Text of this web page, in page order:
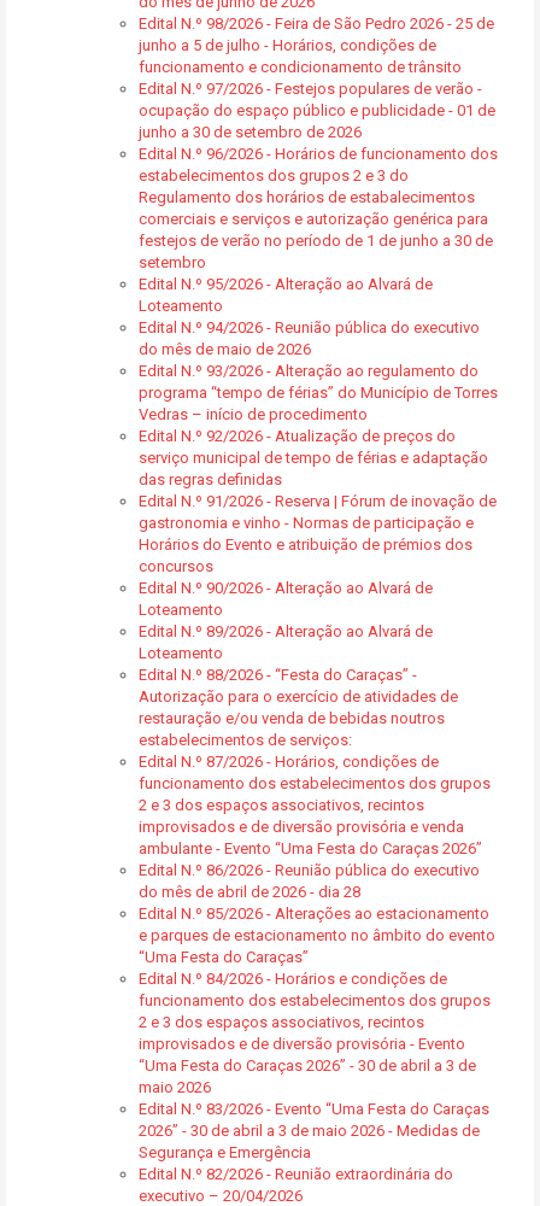
Edital N.º 98/2026 - Feira de São Pedro 2026 - 25 de
junho a 5 de julho - Horários, condições de
funcionamento e condicionamento de trânsito
Edital N.º 97/2026 - Festejos populares de verão -
ocupação do espaço público e publicidade - 01 de
junho a 30 de setembro de 2026
Edital N.º 96/2026 - Horários de funcionamento dos
estabelecimentos dos grupos 2 e 3 do
Regulamento dos horários de estabalecimentos
comerciais e serviços e autorização genérica para
festejos de verão no período de 1 de junho a 30 de
setembro
Edital N.º 95/2026 - Alteração ao Alvará de
Loteamento
Edital N.º 94/2026 - Reunião pública do executivo
do mês de maio de 2026
Edital N.º 93/2026 - Alteração ao regulamento do
programa “tempo de férias” do Município de Torres
Vedras – início de procedimento
Edital N.º 92/2026 - Atualização de preços do
serviço municipal de tempo de férias e adaptação
das regras definidas
Edital N.º 91/2026 - Reserva | Fórum de inovação de
gastronomia e vinho - Normas de participação e
Horários do Evento e atribuição de prémios dos
concursos
Edital N.º 90/2026 - Alteração ao Alvará de
Loteamento
Edital N.º 89/2026 - Alteração ao Alvará de
Loteamento
Edital N.º 88/2026 - “Festa do Caraças” -
Autorização para o exercício de atividades de
restauração e/ou venda de bebidas noutros
estabelecimentos de serviços:
Edital N.º 87/2026 - Horários, condições de
funcionamento dos estabelecimentos dos grupos
2 e 3 dos espaços associativos, recintos
improvisados e de diversão provisória e venda
ambulante - Evento “Uma Festa do Caraças 2026”
Edital N.º 86/2026 - Reunião pública do executivo
do mês de abril de 2026 - dia 28
Edital N.º 85/2026 - Alterações ao estacionamento
e parques de estacionamento no âmbito do evento
“Uma Festa do Caraças”
Edital N.º 84/2026 - Horários e condições de
funcionamento dos estabelecimentos dos grupos
2 e 3 dos espaços associativos, recintos
improvisados e de diversão provisória - Evento
“Uma Festa do Caraças 2026” - 30 de abril a 3 de
maio 2026
Edital N.º 83/2026 - Evento “Uma Festa do Caraças
2026” - 30 de abril a 3 de maio 2026 - Medidas de
Segurança e Emergência
Edital N.º 82/2026 - Reunião extraordinária do
executivo – 20/04/2026